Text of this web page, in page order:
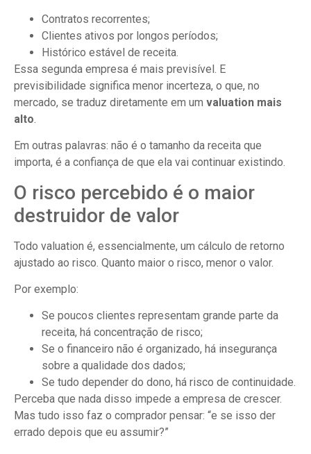
Contratos recorrentes;
Clientes ativos por longos períodos;
Histórico estável de receita.
Essa segunda empresa é mais previsível. E
previsibilidade significa menor incerteza, o que, no
mercado, se traduz diretamente em um valuation mais
alto
Em outras palavras: não é o tamanho da receita que
importa, é a confiança de que ela vai continuar existindo.
O risco percebido é o maior
destruidor de valor
Todo valuation é, essencialmente, um cálculo de retorno
ajustado ao risco. Quanto maior o risco, menor o valor.
Por exemplo:
Se poucos clientes representam grande parte da
receita, há concentração de risco;
Se o financeiro não é organizado, há insegurança
sobre a qualidade dos dados;
Se tudo depender do dono, há risco de continuidade.
Perceba que nada disso impede a empresa de crescer.
Mas tudo isso faz o comprador pensar: “e se isso der
errado depois que eu assumir?”